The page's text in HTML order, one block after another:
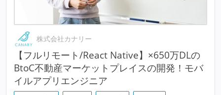
株式会社カナリー
【フルリモート/React Native】×650万DLの
BtoC不動産マーケットプレイスの開発！モバ
イルアプリエンジニア